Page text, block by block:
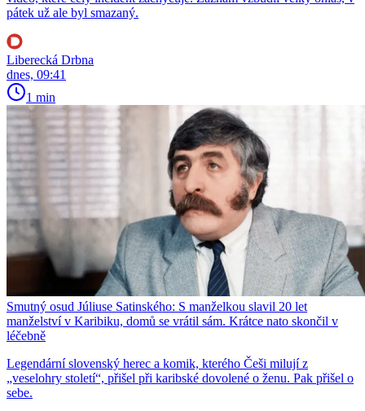
pátek už ale byl smazaný.
Liberecká Drbna
dnes, 09:41
1 min
Smutný osud Júliuse Satinského: S manželkou slavil 20 let
manželství v Karibiku, domů se vrátil sám. Krátce nato skončil v
léčebně
Legendární slovenský herec a komik, kterého Češi milují z
„veselohry století“, přišel při karibské dovolené o ženu. Pak přišel o
sebe.